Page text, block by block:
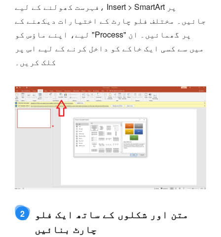
فہرست کھولنے کے لیے، Insert > SmartArt پر
جائیں۔ مختلف فلو چارٹ کے اختیارات دیکھنے کے
لیے، اپنے ماؤس کو "Process" پر گھمائیں۔ ان
میں سے کسی ایک خاکے کو داخل کرنے کے لیے اس پر
کلک کریں۔
2
متن اور شکلوں کے ساتھ ایک فلو
چارٹ بنائیں